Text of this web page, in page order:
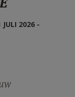
JULI 2026 -